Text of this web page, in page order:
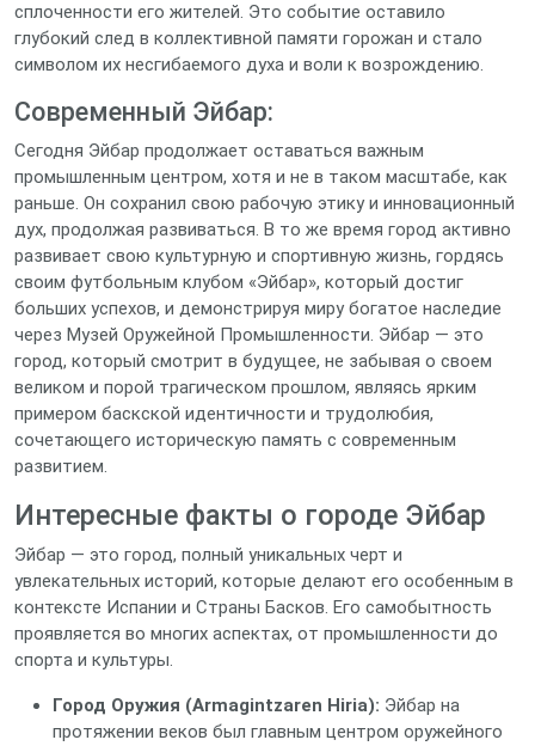
сплоченности его жителей. Это событие оставило
глубокий след в коллективной памяти горожан и стало
символом их несгибаемого духа и воли к возрождению.
Современный Эйбар:
Сегодня Эйбар продолжает оставаться важным
промышленным центром, хотя и не в таком масштабе, как
раньше. Он сохранил свою рабочую этику и инновационный
дух, продолжая развиваться. В то же время город активно
развивает свою культурную и спортивную жизнь, гордясь
своим футбольным клубом «Эйбар», который достиг
больших успехов, и демонстрируя миру богатое наследие
через Музей Оружейной Промышленности. Эйбар — это
город, который смотрит в будущее, не забывая о своем
великом и порой трагическом прошлом, являясь ярким
примером баскской идентичности и трудолюбия,
сочетающего историческую память с современным
развитием.
Интересные факты о городе Эйбар
Эйбар — это город, полный уникальных черт и
увлекательных историй, которые делают его особенным в
контексте Испании и Страны Басков. Его самобытность
проявляется во многих аспектах, от промышленности до
спорта и культуры.
Город Оружия (Armagintzaren Hiria): Эйбар на
протяжении веков был главным центром оружейного